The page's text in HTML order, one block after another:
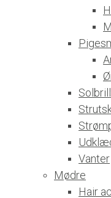
Vanter
Mødre
Hair